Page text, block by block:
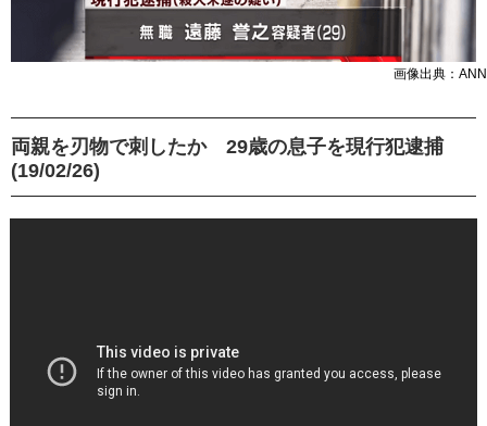
画像出典：ANN
両親を刃物で刺したか 29歳の息子を現行犯逮捕
(19/02/26)